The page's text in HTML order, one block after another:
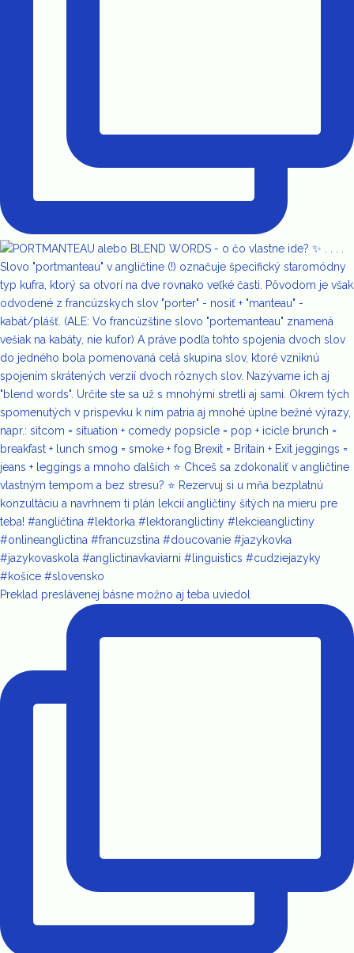
Preklad preslávenej básne možno aj teba uviedol